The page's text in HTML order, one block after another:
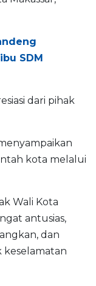
SDM
dari pihak
kota melalui
Wali Kota
antusias,
dan